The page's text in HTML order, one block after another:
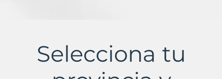
MurbalandsSelecciona tu